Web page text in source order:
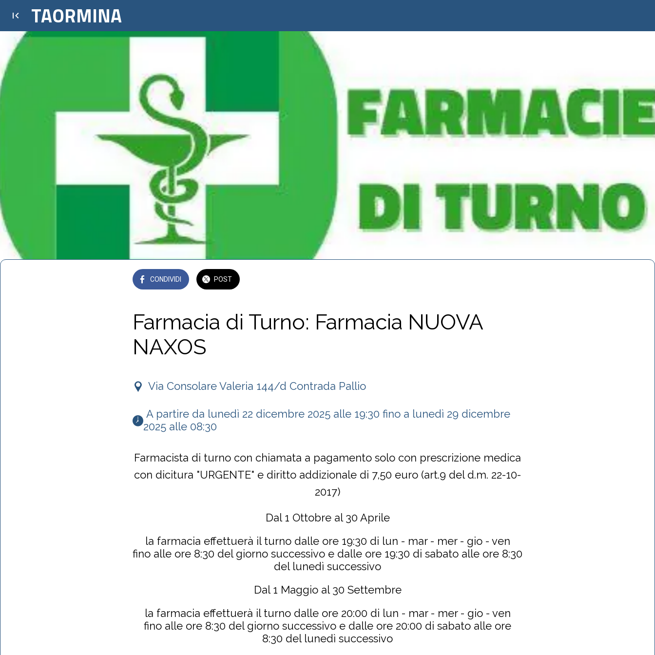
TAORMINA
CONDIVIDI POST
Farmacia di Turno: Farmacia NUOVA
NAXOS
Via Consolare Valeria 144/d Contrada Pallio
2025 alle 08:30
Farmacista di turno con chiamata a pagamento solo con prescrizione medica
con dicitura "URGENTE" e diritto addizionale di 7,50 euro (art.9 del d.m. 22-10-
2017)
Dal 1 Ottobre al 30 Aprile
la farmacia effettuerà il turno dalle ore 19:30 di lun - mar - mer - gio - ven
fino alle ore 8:30 del giorno successivo e dalle ore 19:30 di sabato alle ore 8:30
del lunedì successivo
Dal 1 Maggio al 30 Settembre
la farmacia effettuerà il turno dalle ore 20:00 di lun - mar - mer - gio - ven
fino alle ore 8:30 del giorno successivo e dalle ore 20:00 di sabato alle ore
8:30 del lunedì successivo